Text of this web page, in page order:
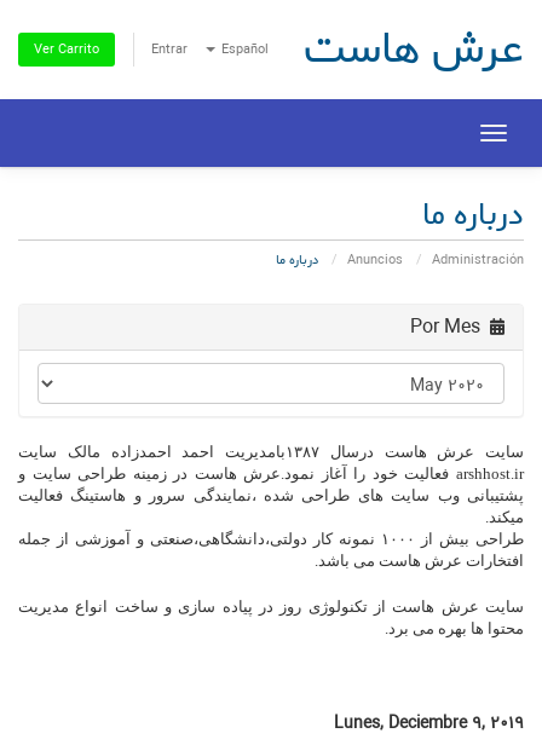
Español
Entrar
Ver Carrito عرش هاست
Toggle
navigation
درباره ما
Administración
Anuncios درباره ما
سایت عرش هاست درسال ۱۳۸۷بامدیریت احمد احمدزاده مالک سایت
arshhost.ir فعالیت خود را آغاز نمود.عرش هاست در زمینه طراحی سایت و
پشتیبانی وب سایت های طراحی شده ،نمایندگی سرور و هاستینگ فعالیت
میکند.
طراحی بیش از ۱۰۰۰ نمونه کار دولتی،دانشگاهی،صنعتی و آموزشی از جمله
افتخارات عرش هاست می باشد.
سایت عرش هاست از تکنولوژی روز در پیاده سازی و ساخت انواع مدیریت
محتوا ها بهره می برد.
Lunes, Deciembre 9, 2019